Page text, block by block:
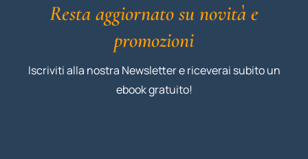
Resta aggiornato su novità e
promozioni
Iscriviti alla nostra Newsletter e riceverai subito un
ebook gratuito!